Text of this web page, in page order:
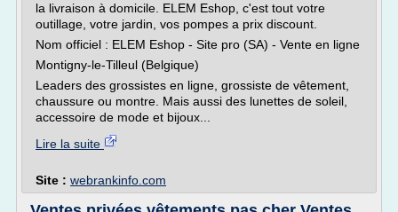
la livraison à domicile. ELEM Eshop, c'est tout votre
outillage, votre jardin, vos pompes a prix discount.
Nom officiel : ELEM Eshop - Site pro (SA) - Vente en ligne
Montigny-le-Tilleul (Belgique)
Leaders des grossistes en ligne, grossiste de vêtement,
chaussure ou montre. Mais aussi des lunettes de soleil,
accessoire de mode et bijoux...
Lire la suite
Site : webrankinfo.com